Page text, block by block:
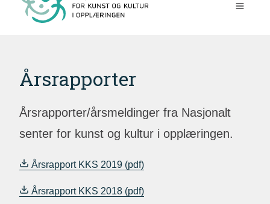
Årsrapporter
Årsrapporter/årsmeldinger fra Nasjonalt
senter for kunst og kultur i opplæringen.
Årsrapport KKS 2019
Årsrapport KKS 2018